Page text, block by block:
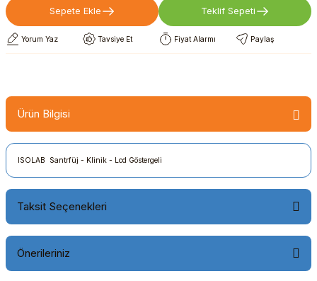
Sepete Ekle Teklif Sepeti
Yorum Yaz Tavsiye Et Fiyat Alarmı Paylaş
Ürün Bilgisi
ISOLAB Santrfüj - Klinik - Lcd Göstergeli
Taksit Seçenekleri
Önerileriniz